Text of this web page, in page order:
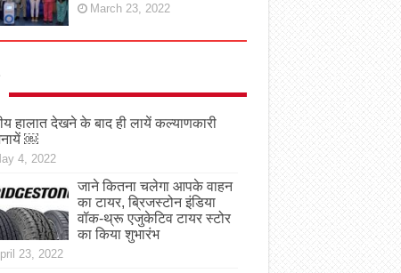
March 23, 2022
हालात देखने के बाद ही लायें कल्याणकारी
￼
4, 2022
जाने कितना चलेगा आपके वाहन
का टायर, ब्रिजस्टोन इंडिया
वॉक-थ्रू एजुकेटिव टायर स्टोर
का किया शुभारंभ
23, 2022